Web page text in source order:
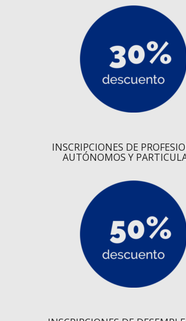
INSCRIPCIONES DE
AUTÓNOMOS Y